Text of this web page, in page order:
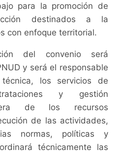
para la promoción de
destinados a la
con enfoque territorial.
del convenio será
y será el responsable
los servicios de
y gestión
de los recursos
de las actividades,
normas, políticas y
técnicamente las